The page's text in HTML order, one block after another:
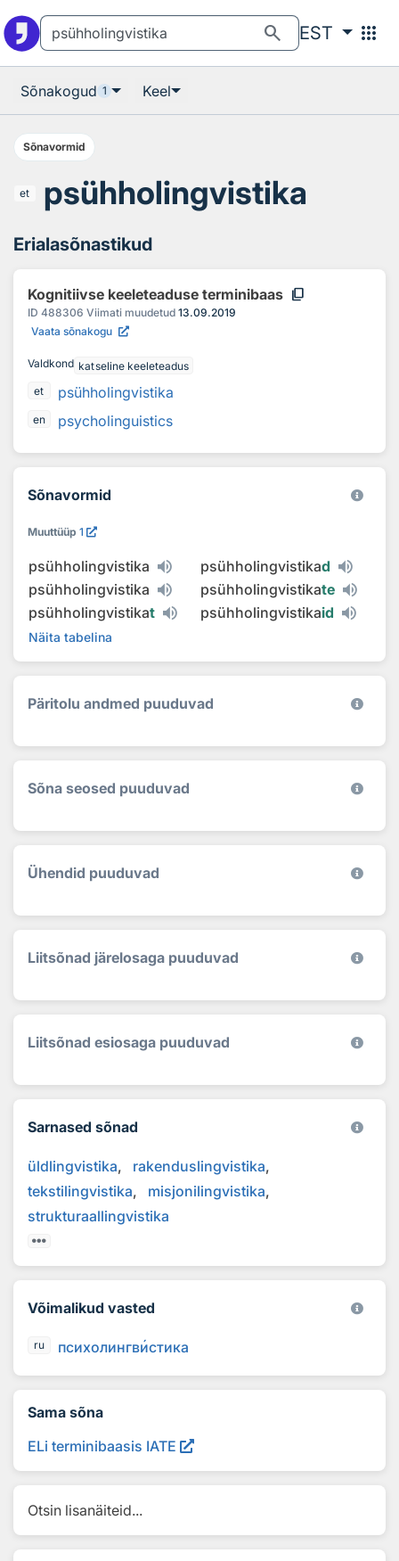
search EST apps
Sõnakogud 1 Keel
Sõnavormid
et psühholingvistika
Erialasõnastikud
Kognitiivse keeleteaduse terminibaas content_copy
ID 488306 Viimati muudetud 13.09.2019
Vaata sõnakogu
Valdkond katseline keeleteadus
et
psühholingvistika
en psycholinguistics
Sõnavormid
Muuttüüp 1
psühholingvistika psühholingvistikad
psühholingvistika
psühholingvistikate
psühholingvistikat psühholingvistikaid
Näita tabelina
Päritolu andmed puuduvad
Sõna seosed puuduvad
Ühendid puuduvad
Liitsõnad järelosaga puuduvad
Liitsõnad esiosaga puuduvad
Sarnased sõnad
üldlingvistika
rakenduslingvistika
tekstilingvistika
misjonilingvistika
strukturaallingvistika
Võimalikud vasted
ru психолингвистика
Sama sõna
ELi terminibaasis IATE
Otsin lisanäiteid...